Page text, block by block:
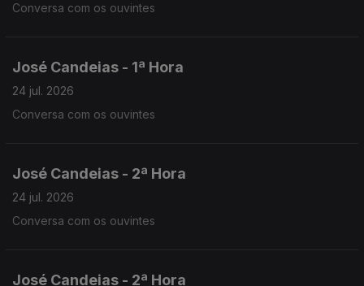
Conversa com os ouvintes
José Candeias - 1ª Hora
24 jul. 2026
Conversa com os ouvintes
José Candeias - 2ª Hora
24 jul. 2026
Conversa com os ouvintes
José Candeias - 2ª Hora